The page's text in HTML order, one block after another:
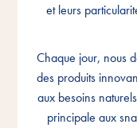
et leurs
Chaque jour, nous
des produits
aux besoins
principale aux
et leurs
Chaque jour, nous
des produits
aux besoins
principale aux
et leurs
Chaque jour, nous
des produits
aux besoins
principale aux